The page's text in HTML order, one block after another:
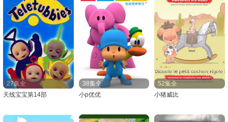
27集全
天线宝宝第14部
38集全
小p优优
52集全
小猪威比